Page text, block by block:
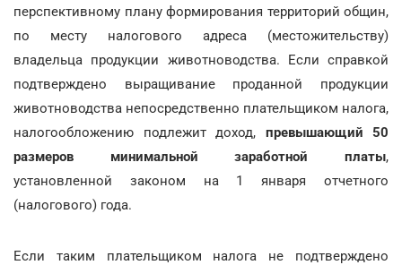
перспективному плану формирования территорий общин,
по месту налогового адреса (местожительству)
владельца продукции животноводства. Если справкой
подтверждено выращивание проданной продукции
животноводства непосредственно плательщиком налога,
налогообложению подлежит доход, превышающий 50
размеров минимальной заработной платы,
установленной законом на 1 января отчетного
(налогового) года.
Если таким плательщиком налога не подтверждено